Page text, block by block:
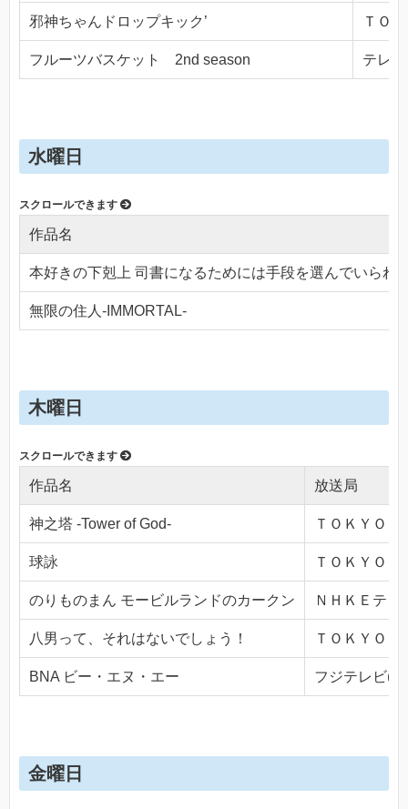
邪神ちゃんドロップキック’ ＴＯ
フルーツバスケット 2nd season テレ
水曜日
作品名
本好きの下剋上 司書になるためには手段を選んでいられ
無限の住人-IMMORTAL-
木曜日
作品名 放送局
神之塔 -Tower of God- ＴＯＫＹＯ
球詠 ＴＯＫＹＯ
のりものまん モービルランドのカークン ＮＨＫＥテレ
八男って、それはないでしょう！ ＴＯＫＹＯ
BNA ビー・エヌ・エー フジテレビ
金曜日